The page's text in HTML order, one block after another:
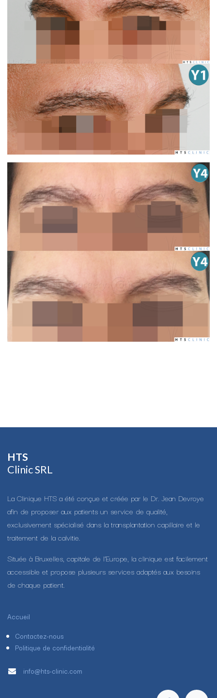
HTS​
Clinic SRL
La Clinique HTS a été conçue et créée par le Dr. Jean Devroye
afin de proposer aux patients un service de qualité,
exclusivement spécialisé dans la transplantation capillaire et le
traitement de la calvitie.
Située à Bruxelles, capitale de l’Europe, la clinique est facilement
accessible et propose plusieurs services adaptés aux besoins
de chaque patient.
Accueil
Contactez-nous
Politique de confidentialité
info@hts-clinic.com